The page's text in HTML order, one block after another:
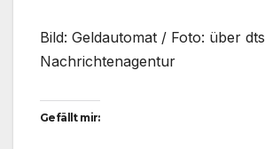
Bild: Geldautomat / Foto: über dts
Nachrichtenagentur
Gefällt mir: